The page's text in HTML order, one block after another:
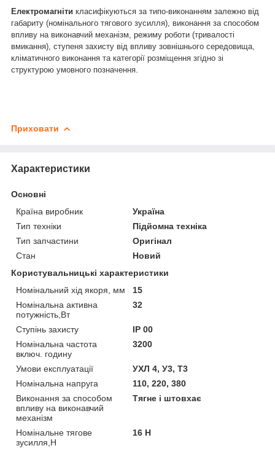
Електромагніти класифікуються за типо-виконанням залежно від
габариту (номінального тягового зусилля), виконання за способом
впливу на виконавчий механізм, режиму роботи (тривалості
вмикання), ступеня захисту від впливу зовнішнього середовища,
кліматичного виконання та категорії розміщення згідно зі
структурою умовного позначення
Приховати
Характеристики
Основні
Країна виробник
Україна
Тип техніки
Підйомна техніка
Тип запчастини
Оригінал
Стан
Новий
Користувальницькі характеристики
Номінальний хід якоря, мм
15
Номінальна активна
потужність,Вт
32
Ступінь захисту
IP 00
Номінальна частота
включ. годину
3200
Умови експлуатації
УХЛ 4, У3, Т3
Номінальна напруга
110, 220, 380
Виконання за способом
впливу на виконавчий
механізм
Тягне і штовхає
Номінальне тягове
зусилля,Н
16 Н